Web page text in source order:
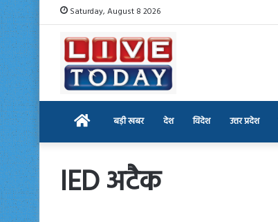
Saturday, August 8 2026
Home बड़ी खबर देश विदेश उत्तर प्रदेश
IED अटैक